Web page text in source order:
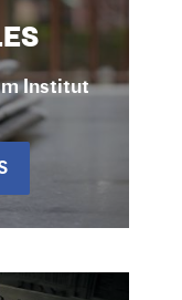
Institut